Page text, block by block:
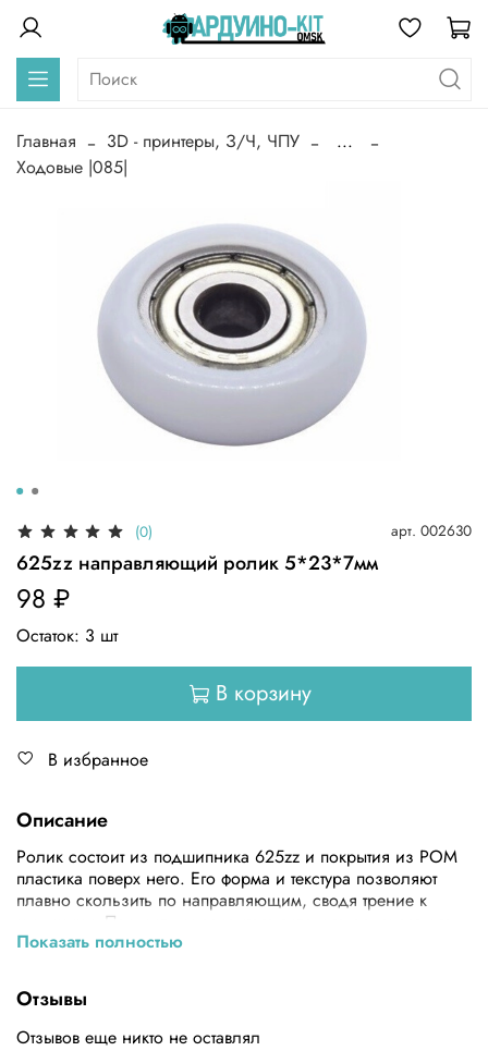
Главная 3D - принтеры, З/Ч, ЧПУ
...
Ходовые |085|
(0) арт. 002630
625zz направляющий ролик 5*23*7мм
98 ₽
Остаток: 3 шт
В корзину
В избранное
Описание
Ролик состоит из подшипника 625zz и покрытия из POM
пластика поверх него. Его форма и текстура позволяют
плавно скользить по направляющим, сводя трение к
минимуму. Подшипник закрытого типа, что означает, что
Вам не нужно беспокоиться о смазке подшипника и его
защитит его от грязи и пыли.Технические
характеристикиВнутренний диаметр (мм): 5Внешний
диаметр (мм): 23Ширина (мм): 7
Показать полностью
Отзывы
Отзывов еще никто не оставлял